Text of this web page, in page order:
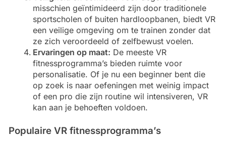
misschien geïntimideerd zijn door traditionele
sportscholen of buiten hardloopbanen, biedt VR
een veilige omgeving om te trainen zonder dat
ze zich veroordeeld of zelfbewust voelen.
Ervaringen op maat: De meeste VR
fitnessprogramma’s bieden ruimte voor
personalisatie. Of je nu een beginner bent die
op zoek is naar oefeningen met weinig impact
of een pro die zijn routine wil intensiveren, VR
kan aan je behoeften voldoen.
Populaire VR fitnessprogramma’s